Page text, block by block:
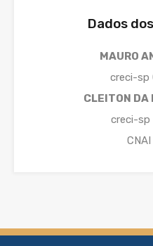
Dados
MAURO
creci-sp
CLEITON DA
creci-sp